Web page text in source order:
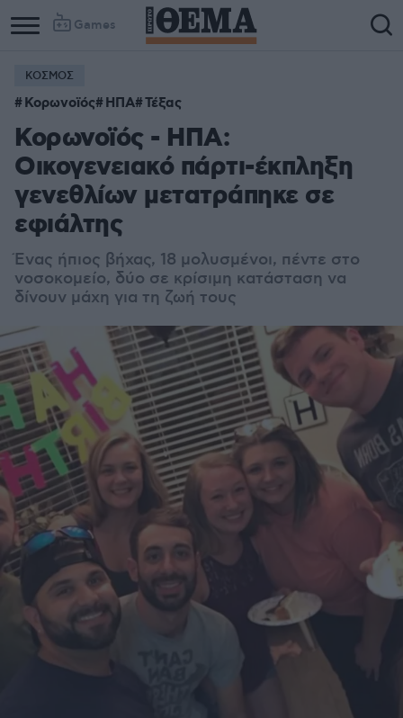
Games
ΚΟΣΜΟΣ
Κορωνοϊός ΗΠΑ Τέξας
Κορωνοϊός - ΗΠΑ:
Οικογενειακό πάρτι-έκπληξη
γενεθλίων μετατράπηκε σε
εφιάλτης
Ένας ήπιος βήχας, 18 μολυσμένοι, πέντε στο
νοσοκομείο, δύο σε κρίσιμη κατάσταση να
δίνουν μάχη για τη ζωή τους